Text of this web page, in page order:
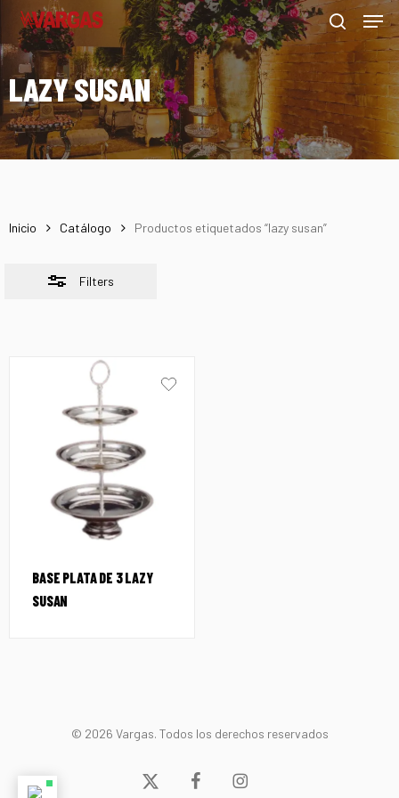
Skip
main
content
search
Menu
LAZY SUSAN
Inicio Catálogo Productos etiquetados “lazy susan”
Filters
Close
Filters
BASE PLATA DE 3 LAZY
SUSAN
© 2026 Vargas. Todos los derechos reservados
x-
facebookinstagram
Menu